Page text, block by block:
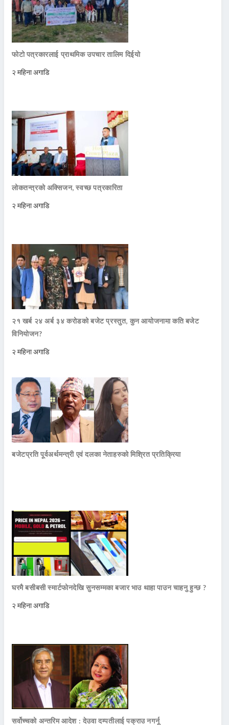
फोटो पत्रकारलाई प्राथमिक उपचार तालिम दिईयो
२ महिना अगाडि
लोकतन्त्रको अक्सिजन, स्वच्छ पत्रकारिता
२ महिना अगाडि
२१ खर्ब २४ अर्ब ३४ करोडको बजेट प्रस्तुत, कुन आयोजनामा कति बजेट
विनियोजन?
२ महिना अगाडि
बजेटप्रति पूर्वअर्थमन्त्री एवं दलका नेताहरुको मिश्रित प्रतिक्रिया
घरमै बसीबसी स्मार्टफोनदेखि सुनसम्मका बजार भाउ थाहा पाउन चाहनु हुन्छ ?
२ महिना अगाडि
सर्वोच्चको अन्तरिम आदेश : देउवा दम्पतीलाई पक्राउ नगर्नू